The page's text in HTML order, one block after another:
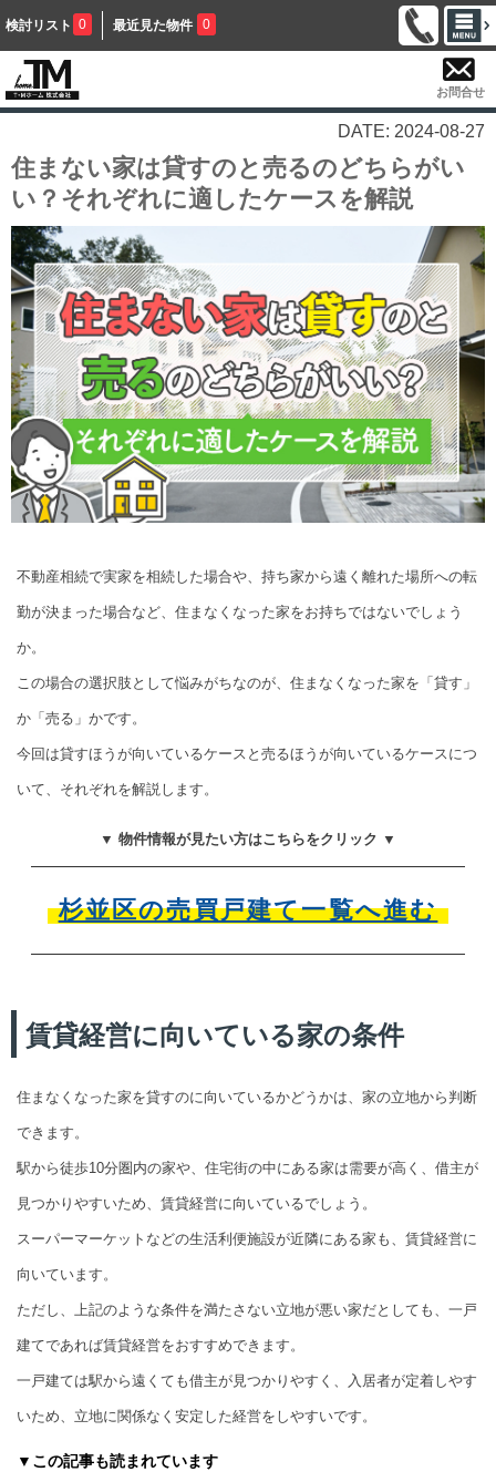
検討リスト 0 最近見た物件 0
お問合せ
DATE: 2024-08-27
住まない家は貸すのと売るのどちらがい
い？それぞれに適したケースを解説
不動産相続で実家を相続した場合や、持ち家から遠く離れた場所への転
勤が決まった場合など、住まなくなった家をお持ちではないでしょう
か。
この場合の選択肢として悩みがちなのが、住まなくなった家を「貸す」
か「売る」かです。
今回は貸すほうが向いているケースと売るほうが向いているケースにつ
いて、それぞれを解説します。
▼ 物件情報が見たい方はこちらをクリック ▼
杉並区の売買戸建て一覧へ進む
賃貸経営に向いている家の条件
住まなくなった家を貸すのに向いているかどうかは、家の立地から判断
できます。
駅から徒歩10分圏内の家や、住宅街の中にある家は需要が高く、借主が
見つかりやすいため、賃貸経営に向いているでしょう。
スーパーマーケットなどの生活利便施設が近隣にある家も、賃貸経営に
向いています。
ただし、上記のような条件を満たさない立地が悪い家だとしても、一戸
建てであれば賃貸経営をおすすめできます。
一戸建ては駅から遠くても借主が見つかりやすく、入居者が定着しやす
いため、立地に関係なく安定した経営をしやすいです。
▼この記事も読まれています